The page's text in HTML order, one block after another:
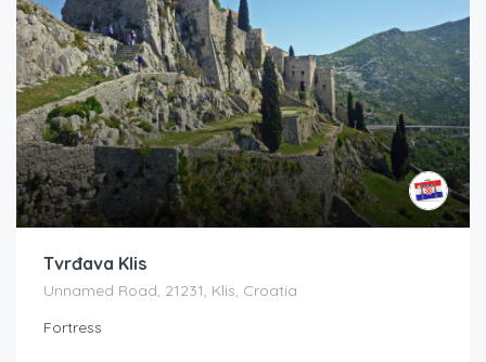
Tvrđava Klis
Unnamed Road, 21231, Klis, Croatia
Fortress